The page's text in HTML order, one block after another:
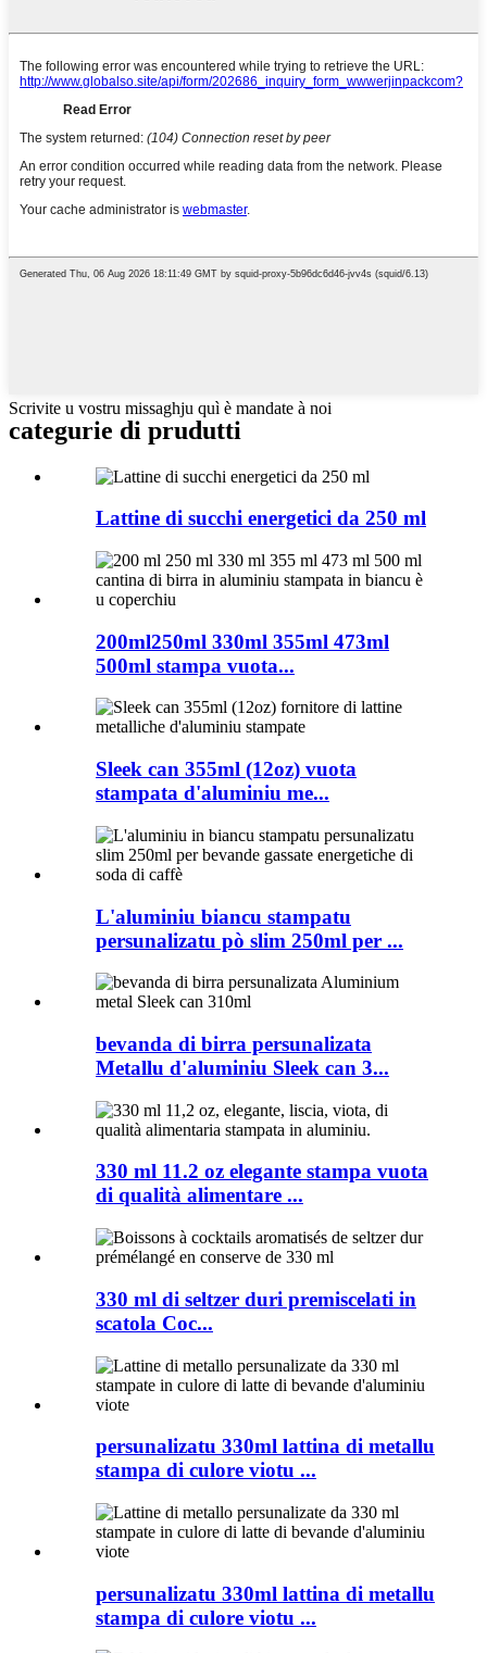
Scrivite u vostru missaghju quì è mandate à noi
categurie di prudutti
Lattine di succhi energetici da 250 ml
200ml250ml 330ml 355ml 473ml
500ml stampa vuota...
Sleek can 355ml (12oz) vuota
stampata d'aluminiu me...
L'aluminiu biancu stampatu
persunalizatu pò slim 250ml per ...
bevanda di birra persunalizata
Metallu d'aluminiu Sleek can 3...
330 ml 11.2 oz elegante stampa vuota
di qualità alimentare ...
330 ml di seltzer duri premiscelati in
scatola Coc...
persunalizatu 330ml lattina di metallu
stampa di culore viotu ...
persunalizatu 330ml lattina di metallu
stampa di culore viotu ...